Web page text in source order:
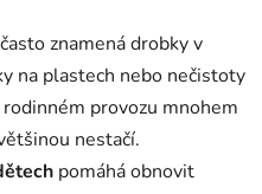
znamená drobky v
na plastech nebo nečistoty
provozu mnohem
nestačí.
pomáhá obnovit